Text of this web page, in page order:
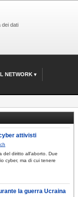
dei dati
NETWORK
attivisti
del diritto all'aborto. Due
cyber, ma di cui tenere
la guerra Ucraina